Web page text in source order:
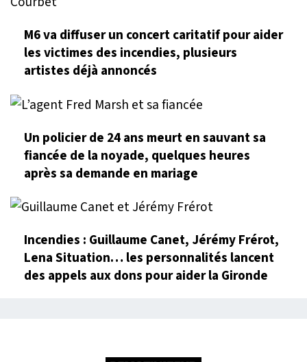
M6 va diffuser un concert caritatif pour aider
les victimes des incendies, plusieurs
artistes déjà annoncés
Un policier de 24 ans meurt en sauvant sa
fiancée de la noyade, quelques heures
après sa demande en mariage
Incendies : Guillaume Canet, Jérémy Frérot,
Lena Situation… les personnalités lancent
des appels aux dons pour aider la Gironde